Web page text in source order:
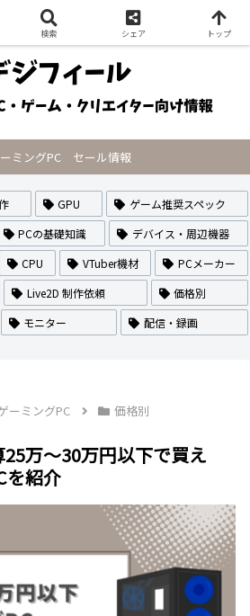
のなり方や作り方・配信方法を紹介
ミングPC セール情報
GPU
ゲーム推奨スペック
PCの基礎知識
デバイス・周辺機器
CPU VTuber機材
PCメーカー
Live2D 制作依頼
価格別
モニター 配信・録画
ーミングPC 価格別
25万～30万円以下で買え
を紹介
検索 シェア トップ